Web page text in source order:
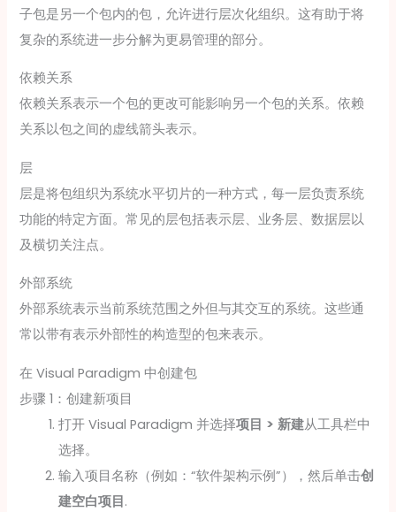
子包是另一个包内的包，允许进行层次化组织。这有助于将
复杂的系统进一步分解为更易管理的部分。
依赖关系
依赖关系表示一个包的更改可能影响另一个包的关系。依赖
关系以包之间的虚线箭头表示。
层
层是将包组织为系统水平切片的一种方式，每一层负责系统
功能的特定方面。常见的层包括表示层、业务层、数据层以
及横切关注点。
外部系统
外部系统表示当前系统范围之外但与其交互的系统。这些通
常以带有表示外部性的构造型的包来表示。
在 Visual Paradigm 中创建包
步骤 1：创建新项目
打开 Visual Paradigm 并选择项目 > 新建从工具栏中
选择。
输入项目名称（例如：“软件架构示例”），然后单击创
建空白项目 .